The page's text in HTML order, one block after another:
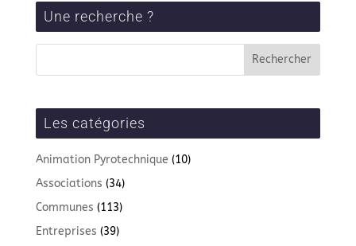
Une recherche ?
Les catégories
Animation Pyrotechnique (10)
Associations (34)
Communes (113)
Entreprises (39)